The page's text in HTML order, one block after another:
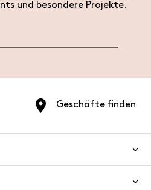
und besondere Projekte.
Geschäfte finden
Sie uns